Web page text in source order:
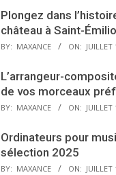
Plongez dans
château à Saint-
BY: MAXANCE ON: JUILLET
L’arrangeur-
de vos morceaux
BY: MAXANCE ON: JUILLET
Ordinateurs pour
sélection 2025
BY: MAXANCE ON: JUILLET